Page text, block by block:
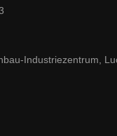
Industriezentrum,